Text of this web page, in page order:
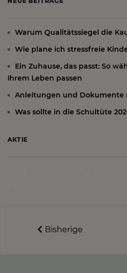
Warum Qualitätssiegel die
Wie plane ich stressfreie
Ein Zuhause, das passt: So
Ihrem Leben passen
Anleitungen und Dokumente
Was sollte in die Schultüte
AKTIE
Bisherige